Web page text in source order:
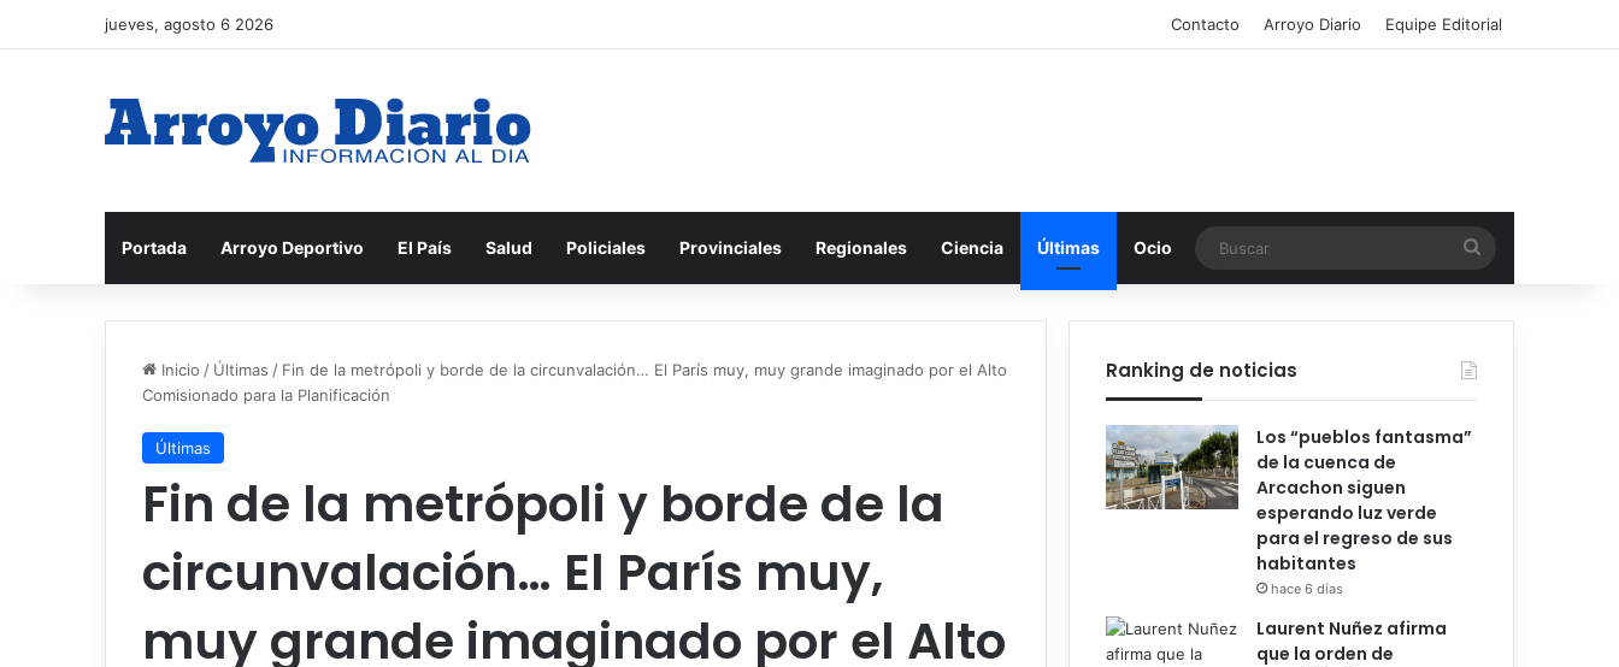
jueves, agosto 6 2026 Contacto Arroyo Diario Equipe Editorial
Portada Arroyo Deportivo El País Salud Policiales Provinciales Regionales Ciencia Últimas Ocio
Inicio / Últimas / Fin de la metrópoli y borde de la circunvalación… El París muy, muy grande imaginado por el Alto
Comisionado para la Planificación
Últimas
Fin de la metrópoli y borde de la
circunvalación… El París muy,
muy grande imaginado por el Alto
Ranking de noticias
Los “pueblos fantasma”
de la cuenca de
Arcachon siguen
esperando luz verde
para el regreso de sus
habitantes
hace 6 días
Laurent Nuñez afirma
que la orden de